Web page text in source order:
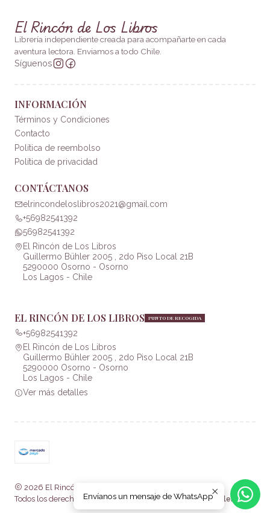
El Rincón de Los Libros
Librería independiente creada para acompañarte en cada
aventura lectora. Enviamos a todo Chile.
Síguenos
INFORMACIÓN
Términos y Condiciones
Contacto
Política de reembolso
Política de privacidad
CONTÁCTANOS
elrincondeloslibros2021@gmail.com
+56982541392
56982541392
El Rincón de Los Libros
Guillermo Bühler 2005 , 2do Piso Local 21B
5290000 Osorno - Osorno
Los Lagos - Chile
EL RINCÓN DE LOS LIBROS PUNTO DE RECOGIDA
+56982541392
El Rincón de Los Libros
Guillermo Bühler 2005 , 2do Piso Local 21B
5290000 Osorno - Osorno
Los Lagos - Chile
Ver más detalles
2026 El Rincón de Los Libros .
Todos los derechos reservados.Desarrollado por Jumpseller
Envíanos un mensaje de WhatsApp